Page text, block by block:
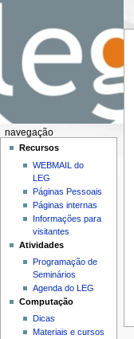
navegação
Recursos
WEBMAIL do
LEG
Páginas Pessoais
Páginas internas
Informações para
visitantes
Atividades
Programação de
Seminários
Agenda do LEG
Computação
Dicas
Materiais e cursos